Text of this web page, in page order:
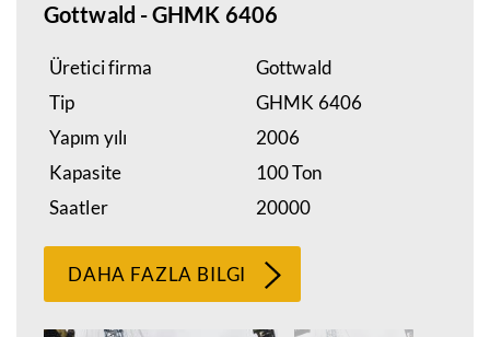
Gottwald - GHMK 6406
Üretici firma
Gottwald
Tip
GHMK 6406
Yapım yılı
2006
Kapasite
100 Ton
Saatler
20000
DAHA FAZLA BILGI